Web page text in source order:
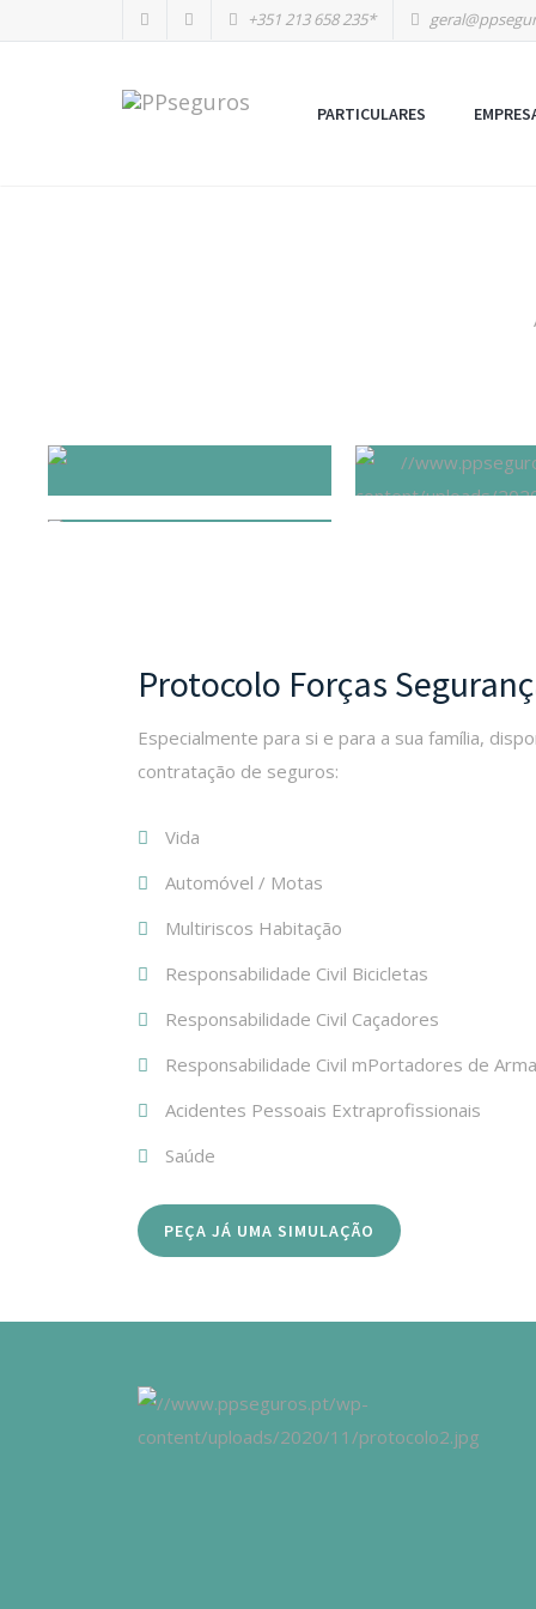
+351 213 658 235*
PARTICULARES
FORÇAS
ARQUITECTOS PAISAGÍSTICOS
Protocolo Forças
Especialmente para si e para a sua família,
contratação de seguros:
Vida
Automóvel / Motas
Multiriscos Habitação
Responsabilidade Civil Bicicletas
Responsabilidade Civil Caçadores
Responsabilidade Civil mPortadores de
Acidentes Pessoais Extraprofissionais
Saúde
PEÇA JÁ UMA SIMULAÇÃO